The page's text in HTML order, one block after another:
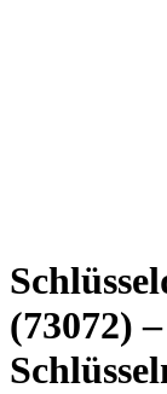
(73072)